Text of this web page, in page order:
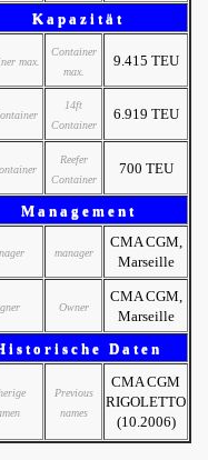
K a p a z i t ä t
max.
Container
max.
9.415 TEU
14ft
Container
6.919 TEU
Reefer
Container
700 TEU
M a n a g e m e n t
manager
CMA CGM,
Marseille
Owner
CMA CGM,
Marseille
i s t o r i s c h e D a t e n
Previous
names
CMA CGM
RIGOLETTO
(10.2006)